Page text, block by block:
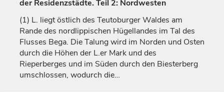
der Residenzstädte. Teil 2: Nordwesten
(1) L. liegt östlich des Teutoburger Waldes am
Rande des nordlippischen Hügellandes im Tal des
Flusses Bega. Die Talung wird im Norden und Osten
durch die Höhen der L.er Mark und des
Rieperberges und im Süden durch den Biesterberg
umschlossen, wodurch die…